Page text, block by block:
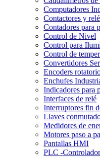
Computadores
Contactores y
Contadores para
Control de Nivel
Control para
Control de
Convertidores
Encoders
Enchufes
Indicadores para
Interfaces de relé
Interruptores fin
Llaves
Medidores de
Motores paso a
Pantallas HMI
PLC -